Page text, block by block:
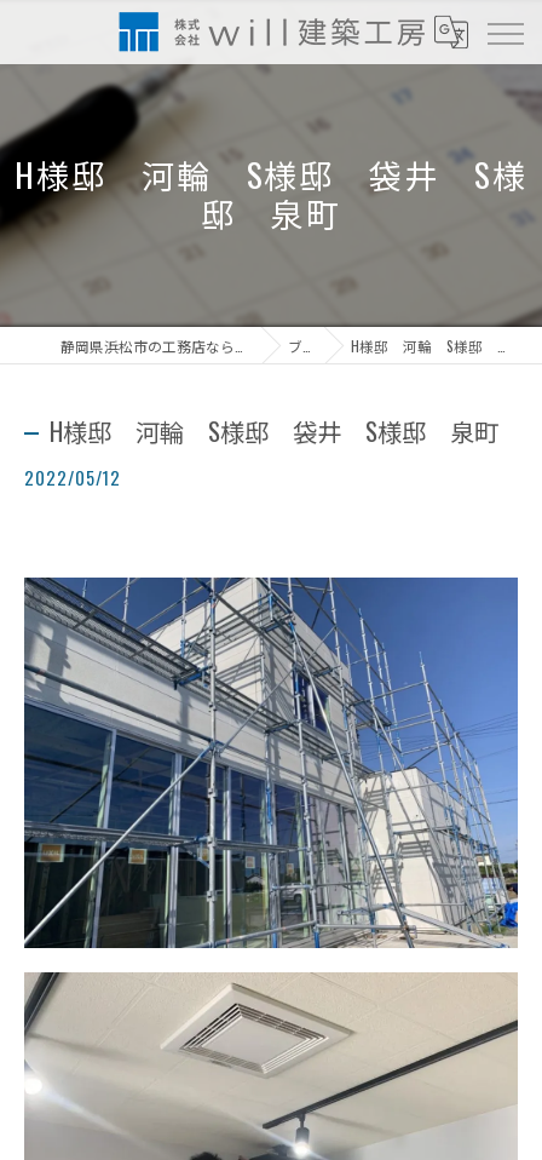
H様邸 河輪 S様邸 袋井 S様
邸 泉町
ブログ H様邸 河輪 S様邸 袋井 S様邸 泉町
H様邸 河輪 S様邸 袋井 S様邸 泉町
2022/05/12